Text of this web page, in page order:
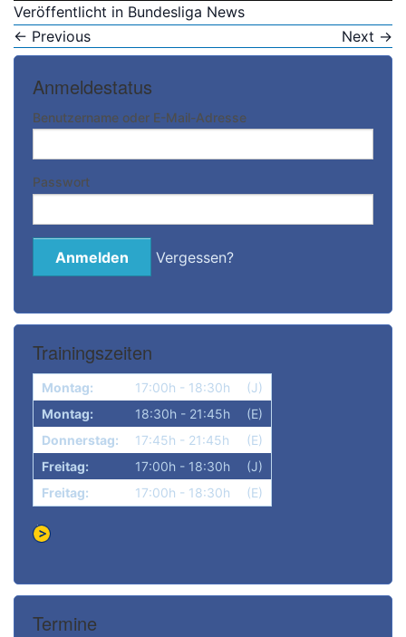
Veröffentlicht in Bundesliga News
← Previous Next →
Anmeldestatus
Benutzername oder E-Mail-Adresse
Passwort
Vergessen?
Trainingszeiten
Montag: 17:00h - 18:30h
(J)
Montag:
18:30h - 21:45h
(E)
Donnerstag:
17:45h - 21:45h
(E)
Freitag:
17:00h - 18:30h
(J)
Freitag:
17:00h - 18:30h (E)
Termine